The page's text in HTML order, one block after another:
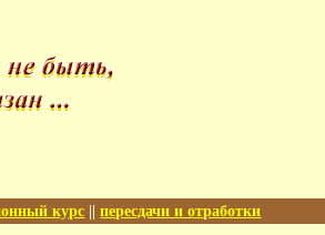
курс ||пересдачи и отработки